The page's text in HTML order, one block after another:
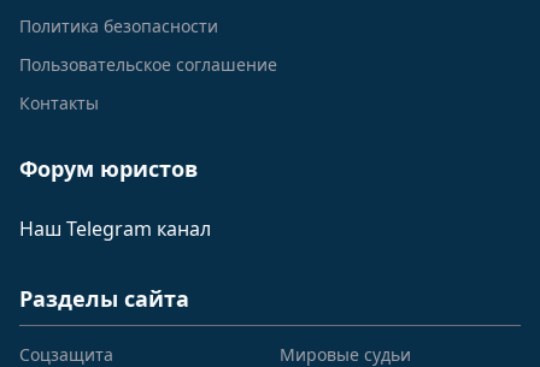
Политика безопасности
Пользовательское соглашение
Контакты
Форум юристов
Наш Telegram канал
Разделы сайта
Соцзащита
Мировые судьи